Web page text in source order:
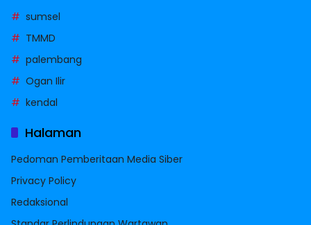
sumsel
TMMD
palembang
Ogan Ilir
kendal
Halaman
Pedoman Pemberitaan Media Siber
Privacy Policy
Redaksional